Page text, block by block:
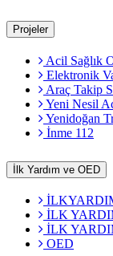
Projeler
Acil Sağlık
Elektronik
Araç Takip
Yeni Nesil
Yenidoğan
İnme 112
İlk Yardım ve OED
İLK
İLK
OED